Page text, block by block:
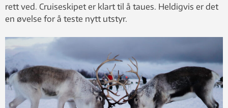
rett ved. Cruiseskipet er klart til å taues. Heldigvis er det
en øvelse for å teste nytt utstyr.